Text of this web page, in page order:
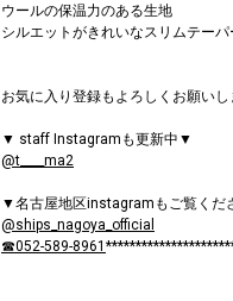
ウールの保温力のある生地
シルエットがきれいなスリムテー
お気に入り登録もよろしくお願いし
▼ staff Instagramも更新中▼
@t____ma2
▼名古屋地区instagramもご覧くだ
@ships_nagoya_official
☎052-589-8961